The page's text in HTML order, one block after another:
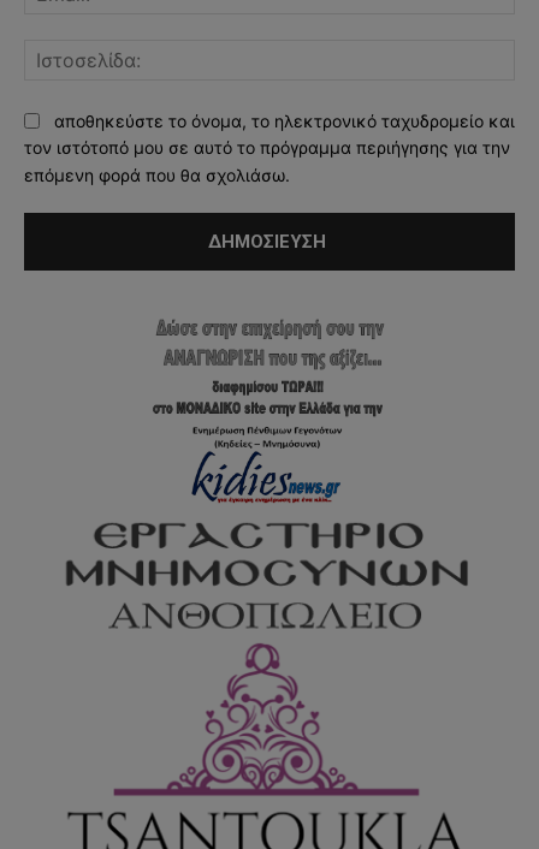
αποθηκεύστε το όνομα, το ηλεκτρονικό ταχυδρομείο και
τον ιστότοπό μου σε αυτό το πρόγραμμα περιήγησης για την
επόμενη φορά που θα σχολιάσω.